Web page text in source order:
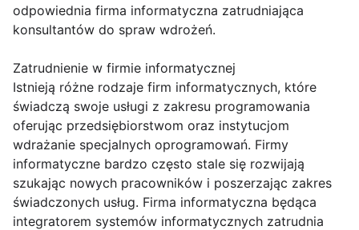
odpowiednia firma informatyczna zatrudniająca
konsultantów do spraw wdrożeń.
Zatrudnienie w firmie informatycznej
Istnieją różne rodzaje firm informatycznych, które
świadczą swoje usługi z zakresu programowania
oferując przedsiębiorstwom oraz instytucjom
wdrażanie specjalnych oprogramowań. Firmy
informatyczne bardzo często stale się rozwijają
szukając nowych pracowników i poszerzając zakres
świadczonych usług. Firma informatyczna będąca
integratorem systemów informatycznych zatrudnia